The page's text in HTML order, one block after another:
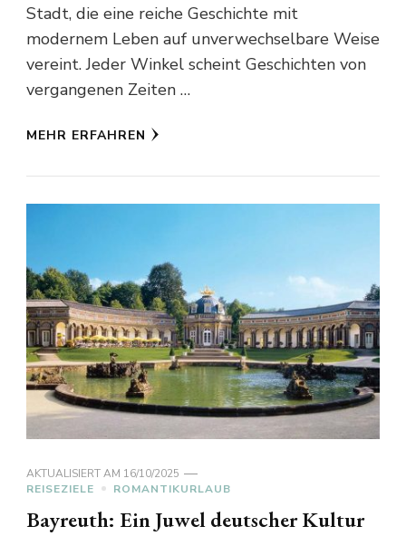
Stadt, die eine reiche Geschichte mit
modernem Leben auf unverwechselbare Weise
vereint. Jeder Winkel scheint Geschichten von
vergangenen Zeiten …
MEHR ERFAHREN
AKTUALISIERT AM 16/10/2025
REISEZIELE
ROMANTIKURLAUB
Bayreuth: Ein Juwel deutscher Kultur